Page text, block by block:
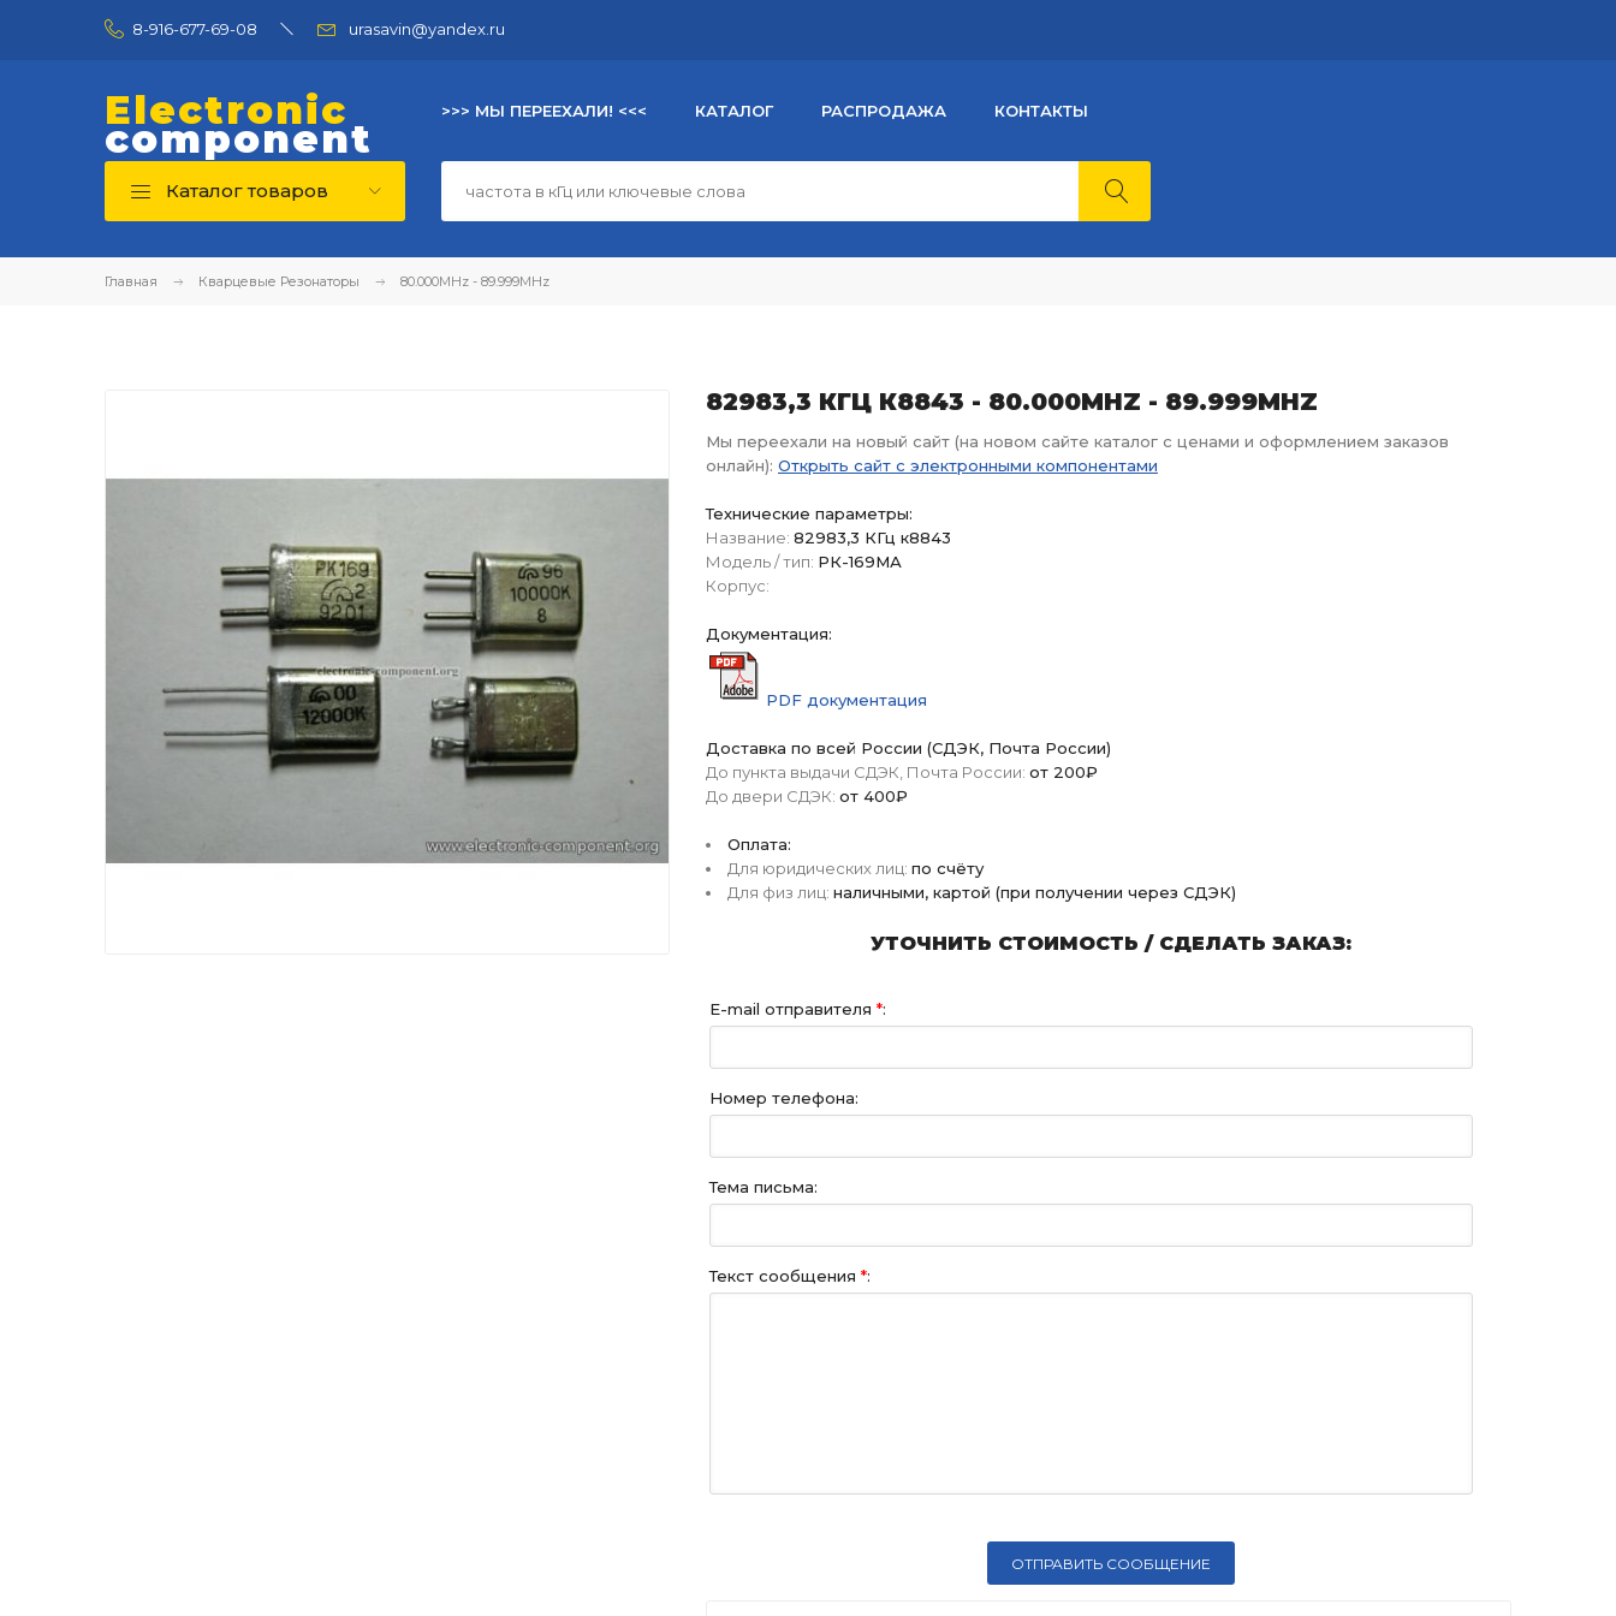
8-916-677-69-08 urasavin@yandex.ru
Electronic
component
>>> МЫ ПЕРЕЕХАЛИ! <<< КАТАЛОГ РАСПРОДАЖА КОНТАКТЫ
Каталог товаров
Главная Кварцевые Резонаторы 80.000MHz - 89.999MHz
82983,3 КГЦ К8843 - 80.000MHZ - 89.999MHZ
Мы переехали на новый сайт (на новом сайте каталог с ценами и оформлением заказов
онлайн): Открыть сайт с электронными компонентами
Технические параметры:
Название: 82983,3 КГц к8843
Модель / тип: РК-169МА
Корпус:
Документация:
PDF документация
Доставка по всей России (СДЭК, Почта России)
До пункта выдачи СДЭК, Почта России: от 200₽
До двери СДЭК: от 400₽
Оплата:
Для юридических лиц: по счёту
Для физ лиц: наличными, картой (при получении через СДЭК)
УТОЧНИТЬ СТОИМОСТЬ / СДЕЛАТЬ ЗАКАЗ:
E-mail отправителя *:
Номер телефона:
Тема письма:
Текст сообщения *: